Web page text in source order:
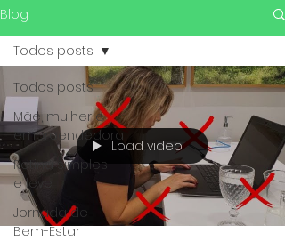
Blog
Todos posts
Mãe, mulher e
empreendedora
Rotina simples
e leve
Jornada de
Bem-Estar
Todos posts
Load video